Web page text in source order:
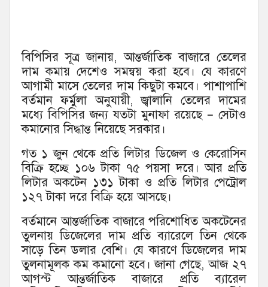
বিপিসির সূত্র জানায়, আন্তর্জাতিক বাজারে তেলের
দাম কমায় দেশেও সমন্বয় করা হবে। যে কারণে
আগামী মাসে তেলের দাম কিছুটা কমবে। পাশাপাশি
বর্তমান ফর্মুলা অনুযায়ী, জ্বালানি তেলের দামের
মধ্যে বিপিসির জন্য যতটা মুনাফা রয়েছে – সেটাও
কমানোর সিদ্ধান্ত নিয়েছে সরকার।
গত ১ জুন থেকে প্রতি লিটার ডিজেল ও কেরোসিন
বিক্রি হচ্ছে ১০৬ টাকা ৭৫ পয়সা দরে। আর প্রতি
লিটার অকটেন ১৩১ টাকা ও প্রতি লিটার পেট্রোল
১২৭ টাকা দরে বিক্রি হয়ে আসছে।
বর্তমানে আন্তর্জাতিক বাজারে পরিশোধিত অকটেনের
তুলনায় ডিজেলের দাম প্রতি ব্যারেলে তিন থেকে
সাড়ে তিন ডলার বেশি। যে কারণে ডিজেলের দাম
তুলনামূলক কম কমানো হবে। জানা গেছে, আজ ২৭
আগস্ট আন্তর্জাতিক বাজারে প্রতি ব্যারেল